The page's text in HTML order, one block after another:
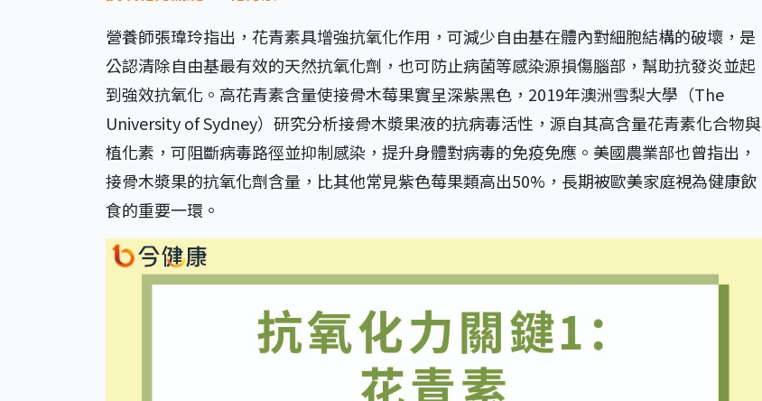
營養師張瑋玲指出，花青素具增強抗氧化作用，可減少自由基在體內對細胞結構的破壞，是
公認清除自由基最有效的天然抗氧化劑，也可防止病菌等感染源損傷腦部，幫助抗發炎並起
到強效抗氧化。高花青素含量使接骨木莓果實呈深紫黑色，2019年澳洲雪梨大學（The
University of Sydney）研究分析接骨木漿果液的抗病毒活性，源自其高含量花青素化合物與
植化素，可阻斷病毒路徑並抑制感染，提升身體對病毒的免疫免應。美國農業部也曾指出，
接骨木漿果的抗氧化劑含量，比其他常見紫色莓果類高出50%，長期被歐美家庭視為健康飲
食的重要一環。